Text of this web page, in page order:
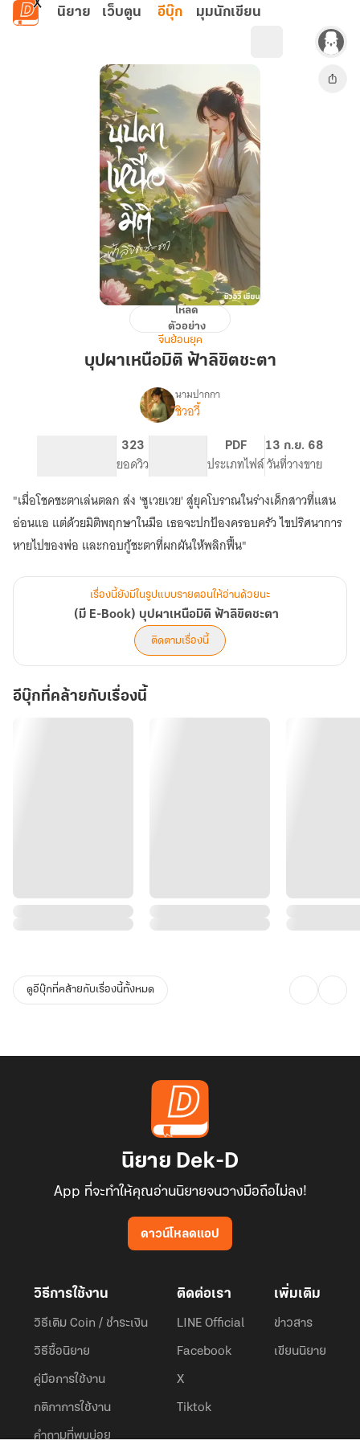
ข้ามไปยังเนื้อหาหลัก
นิยาย เว็บตูน อีบุ๊ก มุมนักเขียน
บุปผา
มิติ
โหลด
ตัวอย่าง
จีนย้อนยุค
บุปผาเหนือมิติ ฟ้าลิขิตชะตา
เรื่อง(มี
มิติ
ฟ้า
ลิขิต
ชะตา
นามปากกา
ชิวอวี้
323
ยอดวิว
PDF
ประเภทไฟล์
13 ก.ย. 68
วันที่วางขาย
"เมื่อโชคชะตาเล่นตลก ส่ง 'ซูเวยเวย' สู่ยุคโบราณในร่างเด็กสาวที่แสน
อ่อนแอ แต่ด้วยมิติพฤกษาในมือ เธอจะปกป้องครอบครัว ไขปริศนาการ
หายไปของพ่อ และกอบกู้ชะตาที่ผกผันให้พลิกฟื้น"
เรื่องนี้ยังมีในรูปแบบรายตอนให้อ่านด้วยนะ
(มี E-Book) บุปผาเหนือมิติ ฟ้าลิขิตชะตา
ติดตามเรื่องนี้
อีบุ๊กที่คล้ายกับเรื่องนี้
ดูอีบุ๊กที่คล้ายกับเรื่องนี้ทั้งหมด
นิยาย Dek-D
App ที่จะทำให้คุณอ่านนิยายจนวางมือถือไม่ลง!
ดาวน์โหลดแอป
วิธีการใช้งาน
วิธีเติม Coin / ชำระเงิน
วิธีซื้อนิยาย
คู่มือการใช้งาน
กติกาการใช้งาน
คำถามที่พบบ่อย
ติดต่อเรา
LINE Official
Facebook
X
Tiktok
เพิ่มเติม
ข่าวสาร
เขียนนิยาย